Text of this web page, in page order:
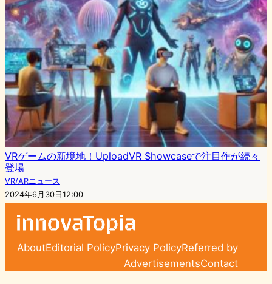
VRゲームの新境地！UploadVR Showcaseで注目作が続々
登場
VR/ARニュース
2024年6月30日12:00
AboutEditorial PolicyPrivacy PolicyReferred by
AdvertisementsContact